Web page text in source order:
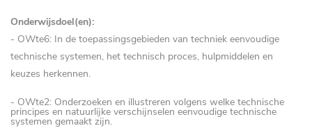
Onderwijsdoel(en):
- OWte6: In de toepassingsgebieden van techniek eenvoudige
technische systemen, het technisch proces, hulpmiddelen en
keuzes herkennen.
- OWte2: Onderzoeken en illustreren volgens welke technische
principes en natuurlijke verschijnselen eenvoudige technische
systemen gemaakt zijn.